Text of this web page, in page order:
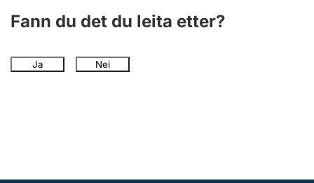
Fann du det du leita etter?
Ja Nei